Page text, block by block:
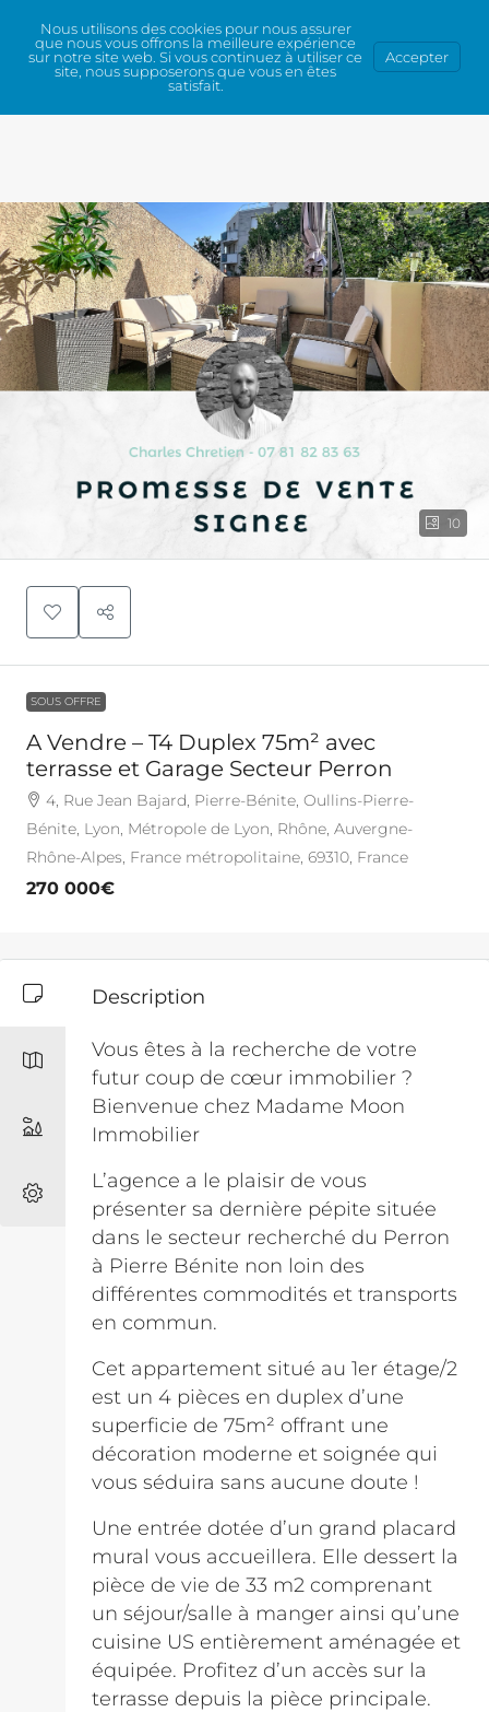
10
SOUS OFFRE
A Vendre – T4 Duplex 75m² avec
terrasse et Garage Secteur Perron
4, Rue Jean Bajard, Pierre-Bénite, Oullins-Pierre-
Bénite, Lyon, Métropole de Lyon, Rhône, Auvergne-
Rhône-Alpes, France métropolitaine, 69310, France
270 000€
Description
Vous êtes à la recherche de votre
futur coup de cœur immobilier ?
Bienvenue chez Madame Moon
Immobilier
L’agence a le plaisir de vous
présenter sa dernière pépite située
dans le secteur recherché du Perron
à Pierre Bénite non loin des
différentes commodités et transports
en commun.
Cet appartement situé au 1er étage/2
est un 4 pièces en duplex d’une
superficie de 75m² offrant une
décoration moderne et soignée qui
vous séduira sans aucune doute !
Une entrée dotée d’un grand placard
mural vous accueillera. Elle dessert la
pièce de vie de 33 m2 comprenant
un séjour/salle à manger ainsi qu’une
cuisine US entièrement aménagée et
équipée. Profitez d’un accès sur la
terrasse depuis la pièce principale.
Nous utilisons des cookies pour nous assurer
que nous vous offrons la meilleure expérience
sur notre site web. Si vous continuez à utiliser ce
site, nous supposerons que vous en êtes
satisfait.
Accepter